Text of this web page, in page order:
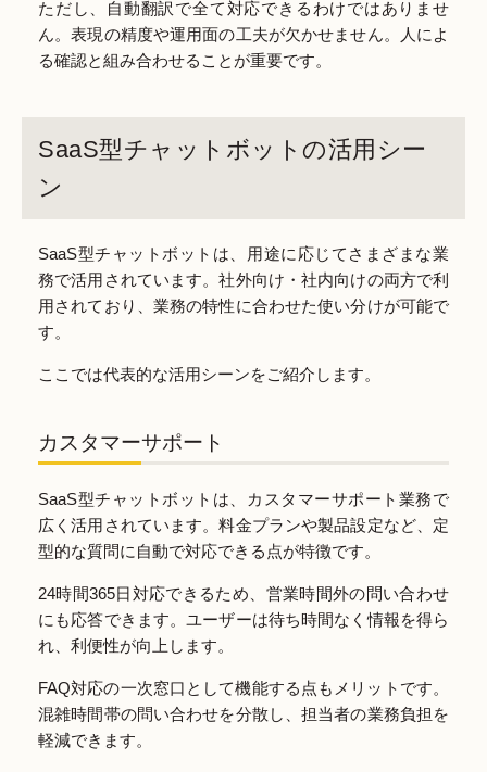
ただし、自動翻訳で全て対応できるわけではありませ
ん。表現の精度や運用面の工夫が欠かせません。人によ
る確認と組み合わせることが重要です。
SaaS型チャットボットの活用シー
ン
SaaS型チャットボットは、用途に応じてさまざまな業
務で活用されています。社外向け・社内向けの両方で利
用されており、業務の特性に合わせた使い分けが可能で
す。
ここでは代表的な活用シーンをご紹介します。
カスタマーサポート
SaaS型チャットボットは、カスタマーサポート業務で
広く活用されています。料金プランや製品設定など、定
型的な質問に自動で対応できる点が特徴です。
24時間365日対応できるため、営業時間外の問い合わせ
にも応答できます。ユーザーは待ち時間なく情報を得ら
れ、利便性が向上します。
FAQ対応の一次窓口として機能する点もメリットです。
混雑時間帯の問い合わせを分散し、担当者の業務負担を
軽減できます。